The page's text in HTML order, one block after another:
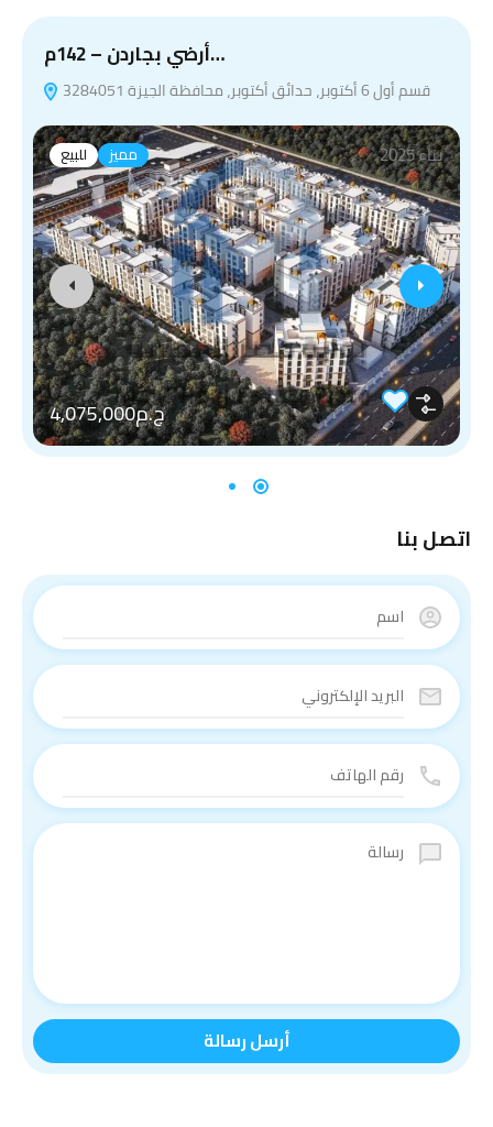
أرضي بجاردن – 142م…
قسم أول 6 أكتوبر، حدائق أكتوبر، محافظة الجيزة 3284051
للبيع مميز بناء 2025
ج.م4,075,000
اتصل بنا